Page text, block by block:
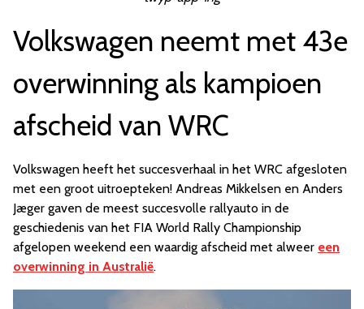
Volkswagen neemt met 43e
overwinning als kampioen
afscheid van WRC
Volkswagen heeft het succesverhaal in het WRC afgesloten
met een groot uitroepteken! Andreas Mikkelsen en Anders
Jæger gaven de meest succesvolle rallyauto in de
geschiedenis van het FIA World Rally Championship
afgelopen weekend een waardig afscheid met alweer een
overwinning in Australië.